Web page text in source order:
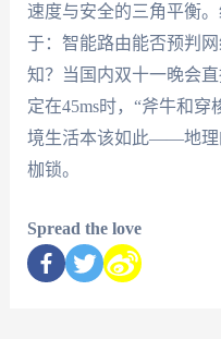
速度与安全的三角平衡
于：智能路由能否预判
知？当国内双十一晚会
定在45ms时，“斧牛和
境生活本该如此——地理
枷锁。
Spread the love